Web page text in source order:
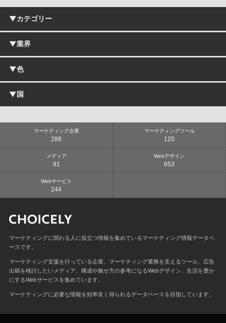
▼カテゴリー
企業・コーポレートサイト
ブランドサイト
ECサイト・オンラインショップ
施設・店舗サイト
サービスサイト
ポータルサイト
メディアサイト・Webマガジン
ポートフォリオサイト
▼業界
IT・ソフトウェア・通信
食品・飲料
メーカー
建築・住宅・不動産
美容・化粧品
エンターテイメント・レジャー
飲食店
音楽
繊維・化学・薬品
病院・医療・製薬・健康
金融・銀行・証券・保険
鉄道・航空・運輸・物流
インフラ・電力・ガス・エネルギー
学校・教育
▼色
白
黄
▼国
マーケティング企業
288
マーケティングツール
120
メディア
91
Webデザイン
653
Webサービス
244
マーケティングに関わる人に役立つ情報を集めているマーケティング情報データベ
ースです。
マーケティング支援を行っている企業、マーケティング業務を支えるツール、広告
出稿を検討したいメディア、構成や魅せ方の参考になるWebデザイン、生活を豊か
にするWebサービスを集めています。
マーケティングに必要な情報を効率良く得られるデータベースを目指しています。